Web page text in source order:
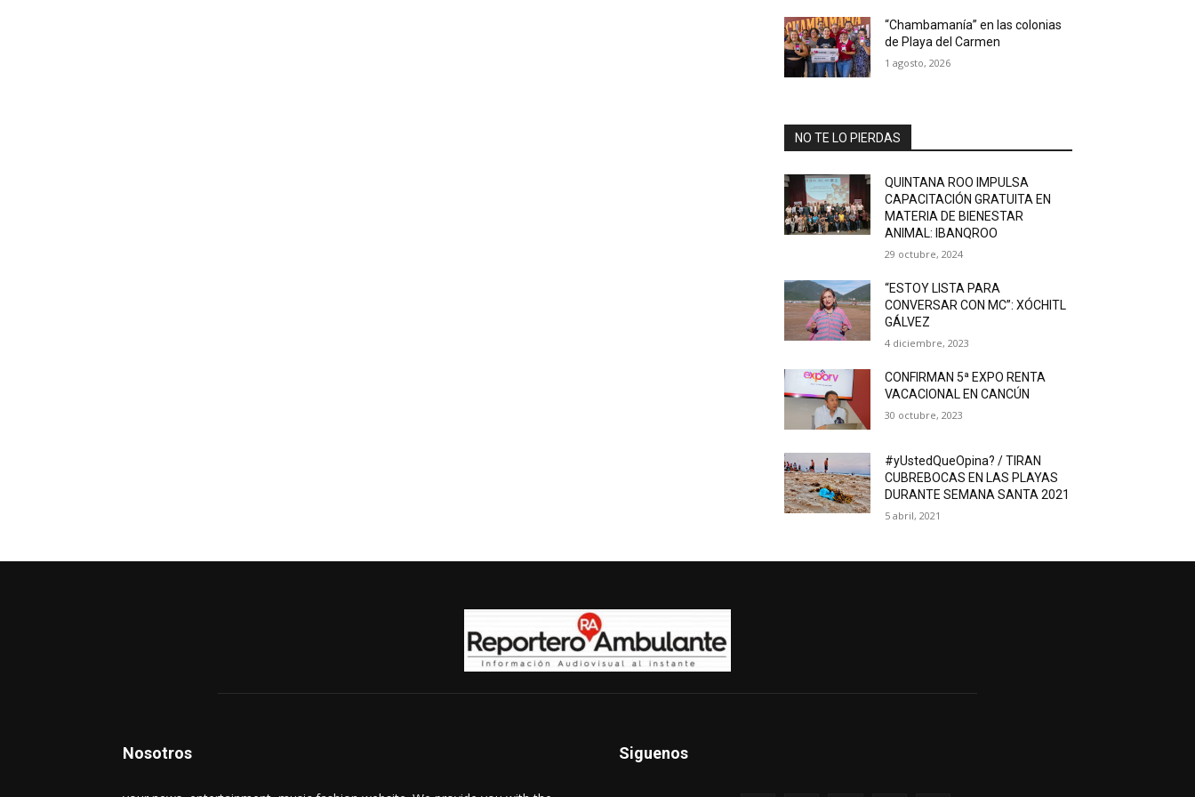
“Chambamanía” en las colonias
de Playa del Carmen
1 agosto, 2026
NO TE LO PIERDAS
QUINTANA ROO IMPULSA
CAPACITACIÓN GRATUITA EN
MATERIA DE BIENESTAR
ANIMAL: IBANQROO
29 octubre, 2024
“ESTOY LISTA PARA
CONVERSAR CON MC”: XÓCHITL
GÁLVEZ
4 diciembre, 2023
CONFIRMAN 5ª EXPO RENTA
VACACIONAL EN CANCÚN
30 octubre, 2023
#yUstedQueOpina? / TIRAN
CUBREBOCAS EN LAS PLAYAS
DURANTE SEMANA SANTA 2021
5 abril, 2021
Nosotros Siguenos